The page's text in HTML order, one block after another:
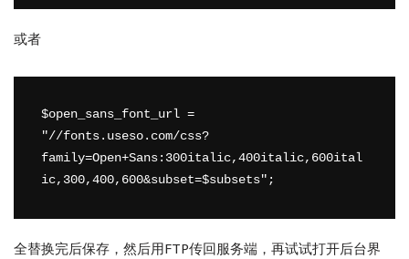
或者
$open_sans_font_url =
"//fonts.useso.com/css?
family=Open+Sans:300italic,400italic,600ital
全替换完后保存，然后用FTP传回服务端，再试试打开后台界